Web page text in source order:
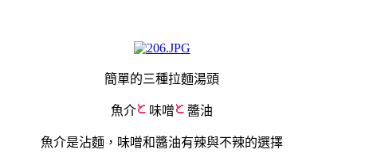
簡單的三種拉麵湯頭
魚介 味噌 醬油
魚介是沾麵，味噌和醬油有辣與不辣的選擇